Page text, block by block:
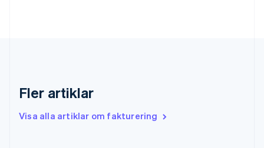
Fler artiklar
Visa alla artiklar om fakturering
English
English